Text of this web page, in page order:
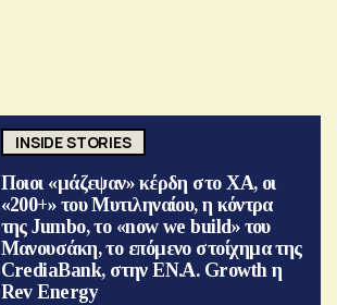
INSIDE STORIES
Ποιοι «μάζεψαν» κέρδη στο ΧΑ, οι
«200+» του Μυτιληναίου, η κόντρα
της Jumbo, το «now we build» του
Μανουσάκη, το επόμενο στοίχημα της
CrediaBank, στην ΕΝ.Α. Growth η
Rev Energy